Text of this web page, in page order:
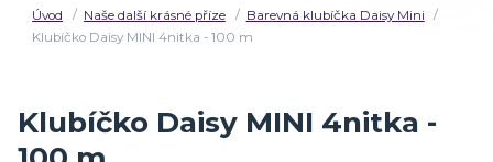
Úvod Naše další krásné příze
Barevná klubíčka Daisy Mini
Klubíčko Daisy MINI 4nitka - 100 m
Klubíčko Daisy MINI 4nitka -